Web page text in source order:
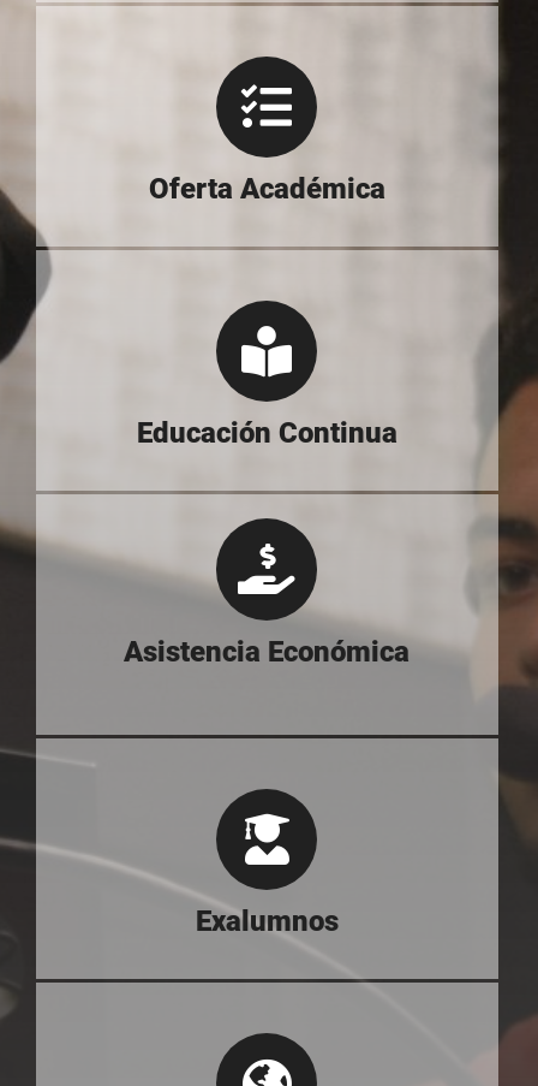
Oferta Académica
Educación Continua
Asistencia Económica
Exalumnos